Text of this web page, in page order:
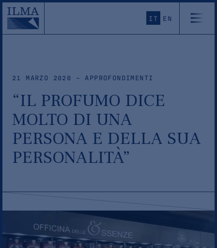
IT EN
21 MARZO 2020 - APPROFONDIMENTI
“IL PROFUMO DICE
MOLTO DI UNA
PERSONA E DELLA SUA
PERSONALITÀ”